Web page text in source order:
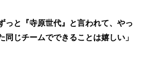
っと『寺原世代』と言われて、やっ
同じチームでできることは嬉しい」